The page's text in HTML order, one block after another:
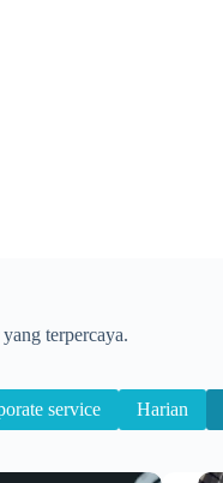
terpercaya.
service Harian